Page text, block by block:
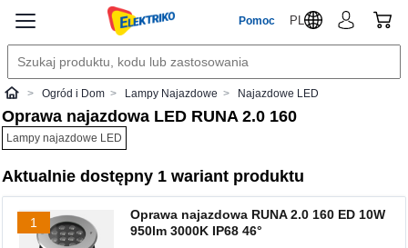
Pomoc PL
ElektrikoOgród i Dom Lampy Najazdowe Najazdowe LED
Oprawa najazdowa LED RUNA 2.0 160
Lampy najazdowe LED
Aktualnie dostępny 1 wariant produktu
1
Oprawa najazdowa RUNA 2.0 160 ED 10W
950lm 3000K IP68 46°